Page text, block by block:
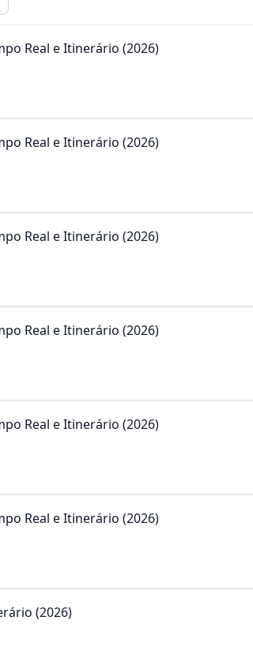
Real e Itinerário (2026)
Real e Itinerário (2026)
Real e Itinerário (2026)
Real e Itinerário (2026)
Real e Itinerário (2026)
Real e Itinerário (2026)
e Itinerário (2026)